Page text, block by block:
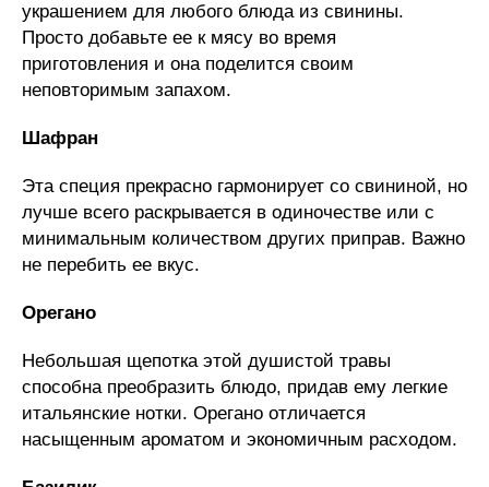
украшением для любого блюда из свинины.
Просто добавьте ее к мясу во время
приготовления и она поделится своим
неповторимым запахом.
Шафран
Эта специя прекрасно гармонирует со свининой, но
лучше всего раскрывается в одиночестве или с
минимальным количеством других приправ. Важно
не перебить ее вкус.
Орегано
Небольшая щепотка этой душистой травы
способна преобразить блюдо, придав ему легкие
итальянские нотки. Орегано отличается
насыщенным ароматом и экономичным расходом.